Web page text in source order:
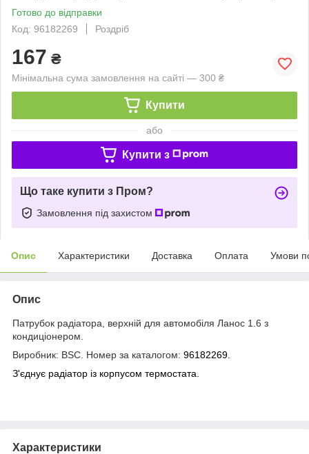
Готово до відправки
Код: 96182269
Роздріб
167 ₴
Мінімальна сума замовлення на сайті — 300 ₴
Купити
або
Купити з
Що таке купити з Пром?
Замовлення під захистом
Опис Характеристики Доставка Оплата Умови
Опис
Патрубок радіатора, верхній для автомобіля Ланос 1.6 з
кондиціонером.
Виробник: BSC. Номер за каталогом: 96182269.
З'єднує радіатор із корпусом термостата.
Характеристики